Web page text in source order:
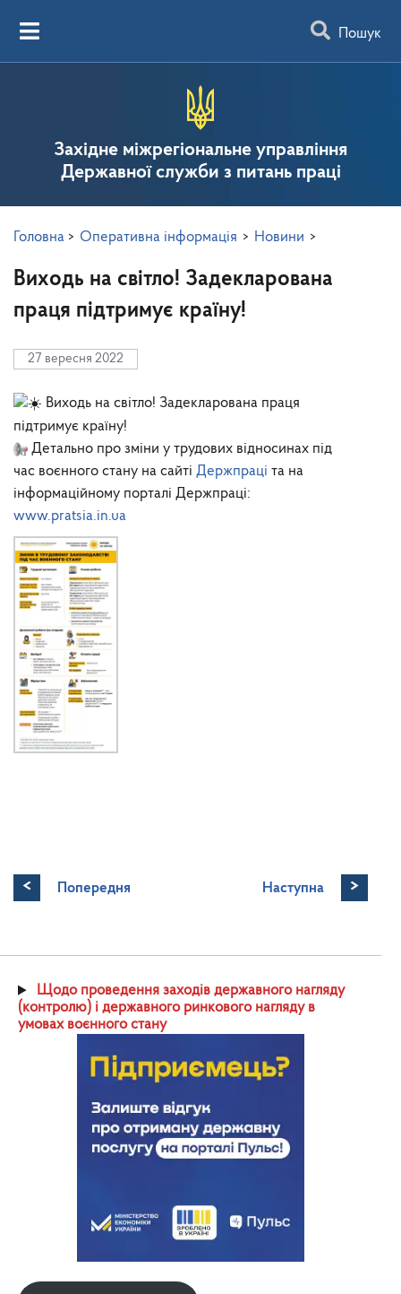
Пошук
Західне міжрегіональне управління
Державної служби з питань праці
Головна > Оперативна інформація > Новини >
Виходь на світло! Задекларована
праця підтримує країну!
27 вересня 2022
Виходь на світло! Задекларована праця
підтримує країну!
Детально про зміни у трудових відносинах під
час воєнного стану на сайті Держпраці та на
інформаційному порталі Держпраці:
www.pratsia.in.ua
< Попередня Наступна >
Щодо проведення заходів державного нагляду
(контролю) і державного ринкового нагляду в
умовах воєнного стану